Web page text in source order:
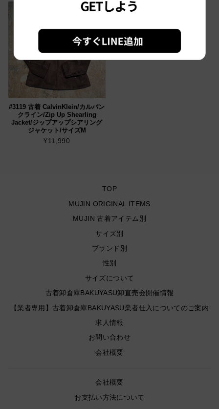
Sold out
#3119 古着 CalvinKlein/カルバン
クライン/Zip Up Shearling
Jacket/ジップアップシアリング
ジャケット/サイズM
¥11,990
TOP
MUJIN ORIGINAL ITEMS
MUJIN 古着アイテム別
サイズ別
ブランド別
性別
サイズについて
古着卸倉庫BAKUYASU卸直売会開催情報
【業者専用】古着卸倉庫BAKUYASU業者仕入についてのご案内
求人情報
お問い合わせ
会社概要
会社概要
お支払い方法について